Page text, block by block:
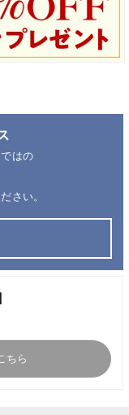
はの
さい。
ちら